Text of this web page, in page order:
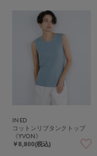
INED
コットンリブタンクトップ
《YVON》
￥8,800(税込)